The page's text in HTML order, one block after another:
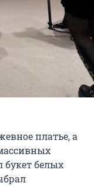
платье, а
букет белых